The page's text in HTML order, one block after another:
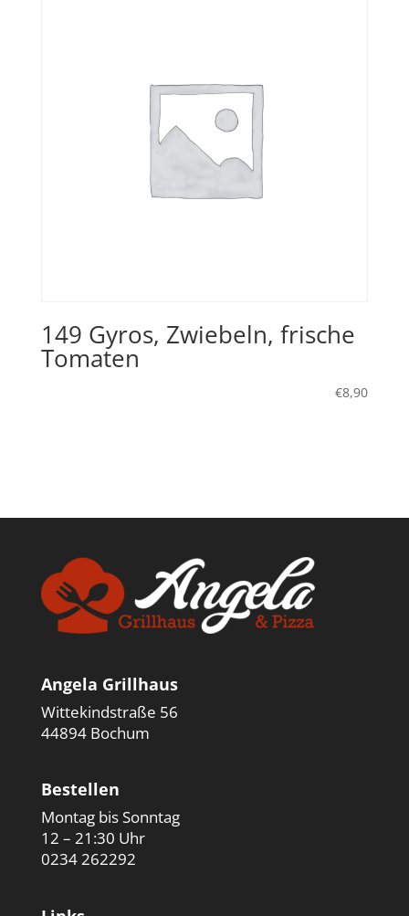
149 Gyros, Zwiebeln, frische
Tomaten
€8,90
Angela Grillhaus
Wittekindstraße 56
44894 Bochum
Bestellen
Montag bis Sonntag
12 – 21:30 Uhr
0234 262292